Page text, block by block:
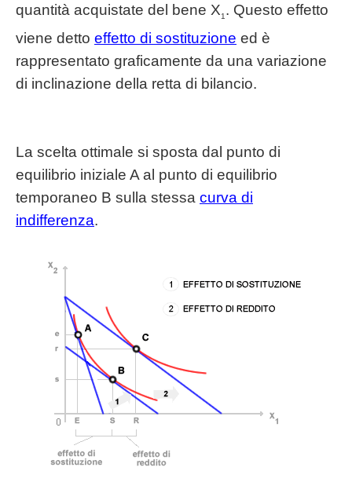
quantità acquistate del bene X1 . Questo effetto
viene detto effetto di sostituzione ed è
rappresentato graficamente da una variazione
di inclinazione della retta di bilancio.
La scelta ottimale si sposta dal punto di
equilibrio iniziale A al punto di equilibrio
temporaneo B sulla stessa curva di
indifferenza.